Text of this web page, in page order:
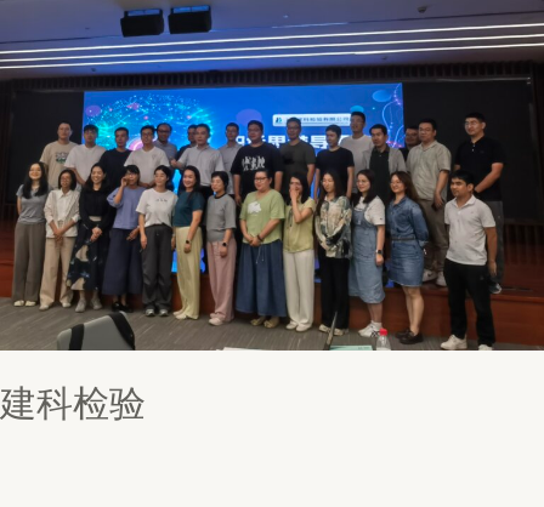
党
为
障
（思
导
图）
建科检验